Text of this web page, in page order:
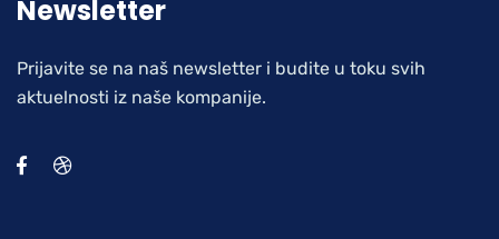
Newsletter
Prijavite se na naš newsletter i budite u toku svih
aktuelnosti iz naše kompanije.